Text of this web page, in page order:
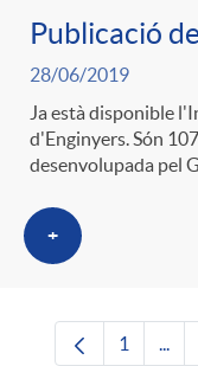
Publicació
28/06/2019
Ja està disponible
d'Enginyers. Són
desenvolupada pel
+
Pàgina
1 ...